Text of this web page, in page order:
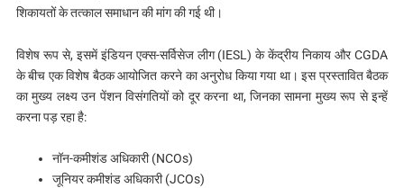
शिकायतों के तत्काल समाधान की मांग की गई थी।
विशेष रूप से, इसमें इंडियन एक्स-सर्विसेज लीग (IESL) के केंद्रीय निकाय और CGDA
के बीच एक विशेष बैठक आयोजित करने का अनुरोध किया गया था। इस प्रस्तावित बैठक
का मुख्य लक्ष्य उन पेंशन विसंगतियों को दूर करना था, जिनका सामना मुख्य रूप से इन्हें
करना पड़ रहा है:
नॉन-कमीशंड अधिकारी (NCOs)
जूनियर कमीशंड अधिकारी (JCOs)